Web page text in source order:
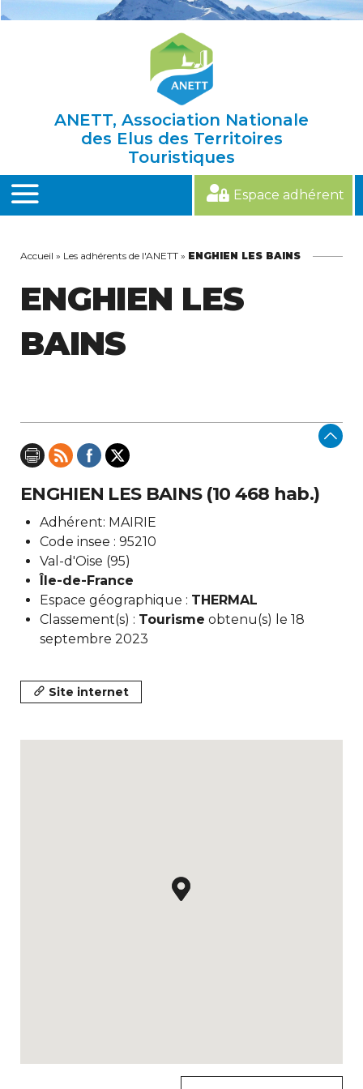
ANETT, Association Nationale
des Elus des Territoires
Touristiques
MENU
Espace adhérent
Accueil » Les adhérents de l'ANETT » ENGHIEN LES BAINS
ENGHIEN LES
BAINS
ENGHIEN LES BAINS (10 468 hab.)
Adhérent: MAIRIE
Code insee : 95210
Val-d'Oise (95)
Île-de-France
Espace géographique : THERMAL
Classement(s) : Tourisme obtenu(s) le 18
septembre 2023
Site internet